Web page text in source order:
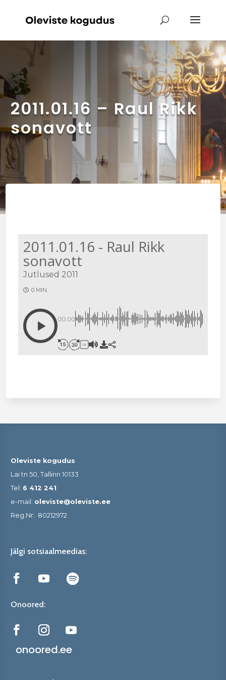
2011.01.16 – Raul Rikk
sonavott
2011.01.16 - Raul Rikk
sonavott
Jutlused 2011
0 MIN.
00:00
1X
Oleviste kogudus
Lai tn 50, Tallinn 10133
Tel: 6 412 241
e-mail: oleviste@oleviste.ee
Reg.Nr: 80212972
Jälgi sotsiaalmeedias:
Onoored:
onoored.ee